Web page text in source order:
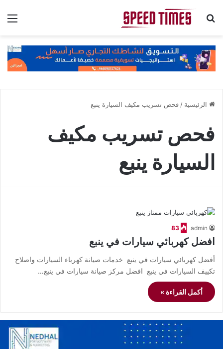
بحث عن
الرئيسية / فحص تسريب مكيف السيارة ينبع
فحص تسريب مكيف
السيارة ينبع
admin
83
افضل كهربائي سيارات في ينبع
أفضل كهربائي سيارات في ينبع خدمات صيانة كهرباء السيارات واصلاح
تكييف السيارات في ينبع افضل مركز صيانة سيارات في ينبع…
أكمل القراءة »